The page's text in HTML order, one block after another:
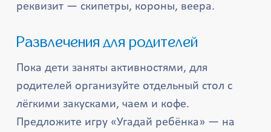
реквизит — скипетры, короны, веера.
Развлечения для родителей
Пока дети заняты активностями, для
родителей организуйте отдельный стол с
лёгкими закусками, чаем и кофе.
Предложите игру «Угадай ребёнка» — на